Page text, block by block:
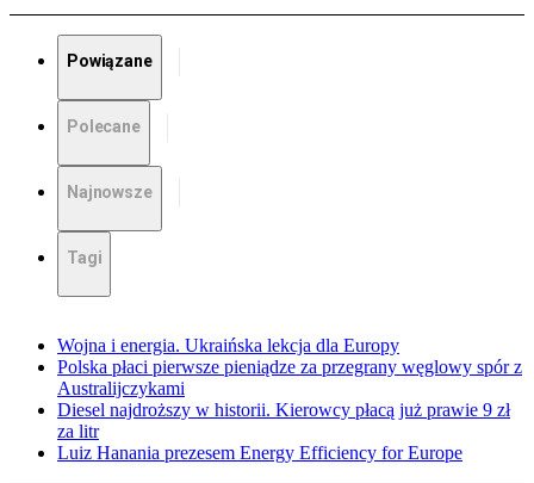
Powiązane
Polecane
Najnowsze
Tagi
Wojna i energia. Ukraińska lekcja dla Europy
Polska płaci pierwsze pieniądze za przegrany węglowy spór z
Australijczykami
Diesel najdroższy w historii. Kierowcy płacą już prawie 9 zł
za litr
Luiz Hanania prezesem Energy Efficiency for Europe